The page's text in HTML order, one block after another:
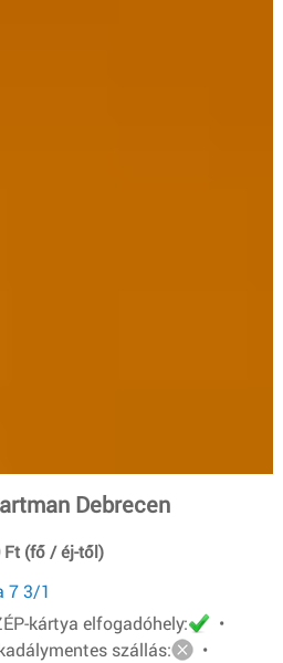
Debrecen
Ft (fő / éj-től)
7 3/1
kártya elfogadóhely:
•
szállás:
•